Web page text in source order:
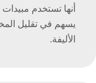
أنها تستخدم
يسهم في تقليل
الأليفة.